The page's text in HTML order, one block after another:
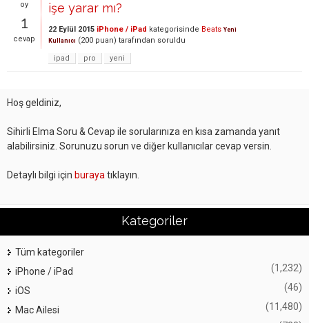
oy
1
cevap
işe yarar mı?
22 Eylül 2015 iPhone / iPad kategorisinde Beats Yeni
Kullanıcı (200 puan) tarafından soruldu
ipad
pro yeni
Hoş geldiniz,
Sihirli Elma Soru & Cevap ile sorularınıza en kısa zamanda yanıt
alabilirsiniz. Sorunuzu sorun ve diğer kullanıcılar cevap versin.
Detaylı bilgi için buraya tıklayın.
Kategoriler
Tüm kategoriler
iPhone / iPad
(1,232)
iOS (46)
Mac Ailesi (11,480)